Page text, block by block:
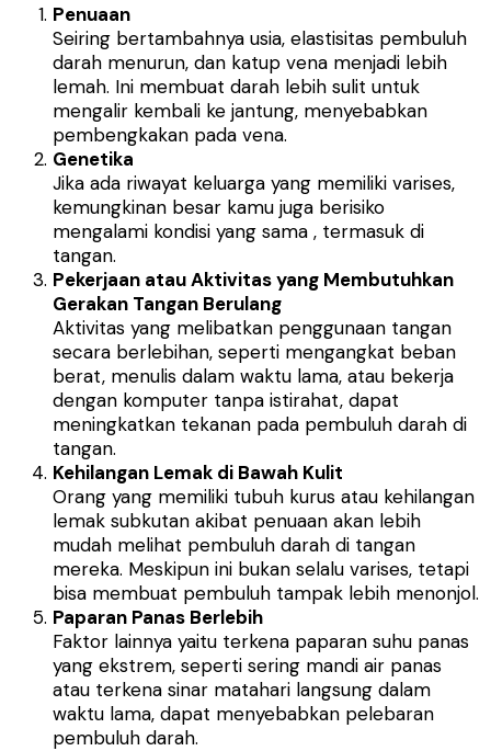
Penuaan
Seiring bertambahnya usia, elastisitas pembuluh
darah menurun, dan katup vena menjadi lebih
lemah. Ini membuat darah lebih sulit untuk
mengalir kembali ke jantung, menyebabkan
pembengkakan pada vena.
Genetika
Jika ada riwayat keluarga yang memiliki varises,
kemungkinan besar kamu juga berisiko
mengalami kondisi yang sama , termasuk di
tangan.
Pekerjaan atau Aktivitas yang Membutuhkan
Gerakan Tangan Berulang
Aktivitas yang melibatkan penggunaan tangan
secara berlebihan, seperti mengangkat beban
berat, menulis dalam waktu lama, atau bekerja
dengan komputer tanpa istirahat, dapat
meningkatkan tekanan pada pembuluh darah di
tangan.
Kehilangan Lemak di Bawah Kulit
Orang yang memiliki tubuh kurus atau kehilangan
lemak subkutan akibat penuaan akan lebih
mudah melihat pembuluh darah di tangan
mereka. Meskipun ini bukan selalu varises, tetapi
bisa membuat pembuluh tampak lebih menonjol.
Paparan Panas Berlebih
Faktor lainnya yaitu terkena paparan suhu panas
yang ekstrem, seperti sering mandi air panas
atau terkena sinar matahari langsung dalam
waktu lama, dapat menyebabkan pelebaran
pembuluh darah.